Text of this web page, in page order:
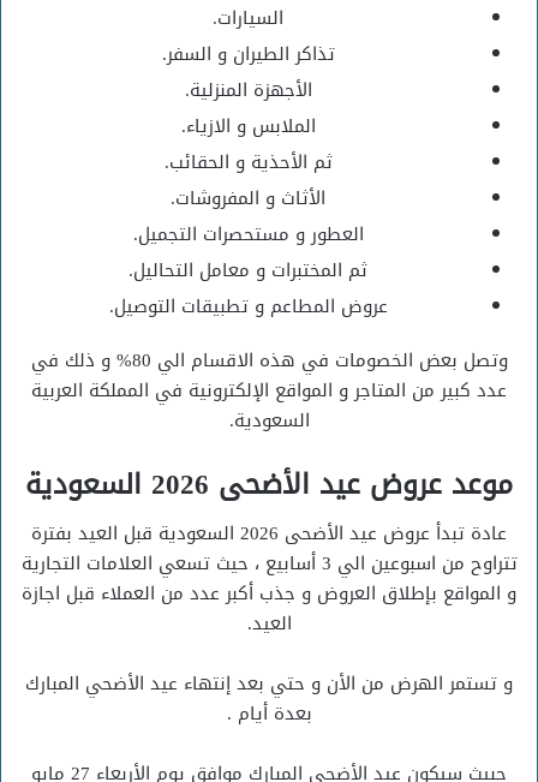
السيارات.
تذاكر الطيران و السفر.
الأجهزة المنزلية.
الملابس و الازياء.
ثم الأحذية و الحقائب.
الأثاث و المفروشات.
العطور و مستحصرات التجميل.
ثم المختبرات و معامل التحاليل.
عروض المطاعم و تطبيقات التوصيل.
وتصل بعض الخصومات في هذه الاقسام الي 80% و ذلك في
عدد كبير من المتاجر و المواقع الإلكترونية في المملكة العربية
السعودية.
موعد عروض عيد الأضحى 2026 السعودية
عادة تبدأ عروض عيد الأضحى 2026 السعودية قبل العيد بفترة
تتراوح من اسبوعين الي 3 أسابيع ، حيث تسعي العلامات التجارية
و المواقع بإطلاق العروض و جذب أكبر عدد من العملاء قبل اجازة
العيد.
و تستمر الهرض من الأن و حتي بعد إنتهاء عيد الأضحي المبارك
بعدة أيام .
حبيث سيكون عيد الأضحي المبارك موافق يوم الأربعاء 27 مايو